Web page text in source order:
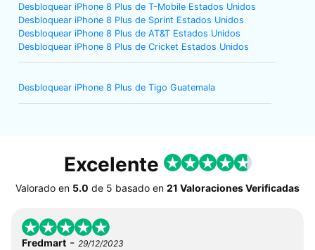
Desbloquear iPhone 8 Plus de T-Mobile Estados Unidos
Desbloquear iPhone 8 Plus de Sprint Estados Unidos
Desbloquear iPhone 8 Plus de AT&T Estados Unidos
Desbloquear iPhone 8 Plus de Cricket Estados Unidos
Desbloquear iPhone 8 Plus de Tigo Guatemala
Excelente
Valorado en 5.0 de 5 basado en 21 Valoraciones Verificadas
Fredmart - 29/12/2023